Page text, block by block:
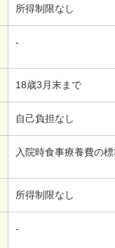
所得制限なし
-
18歳3月末まで
自己負担なし
入院時食事療養費の
所得制限なし
-